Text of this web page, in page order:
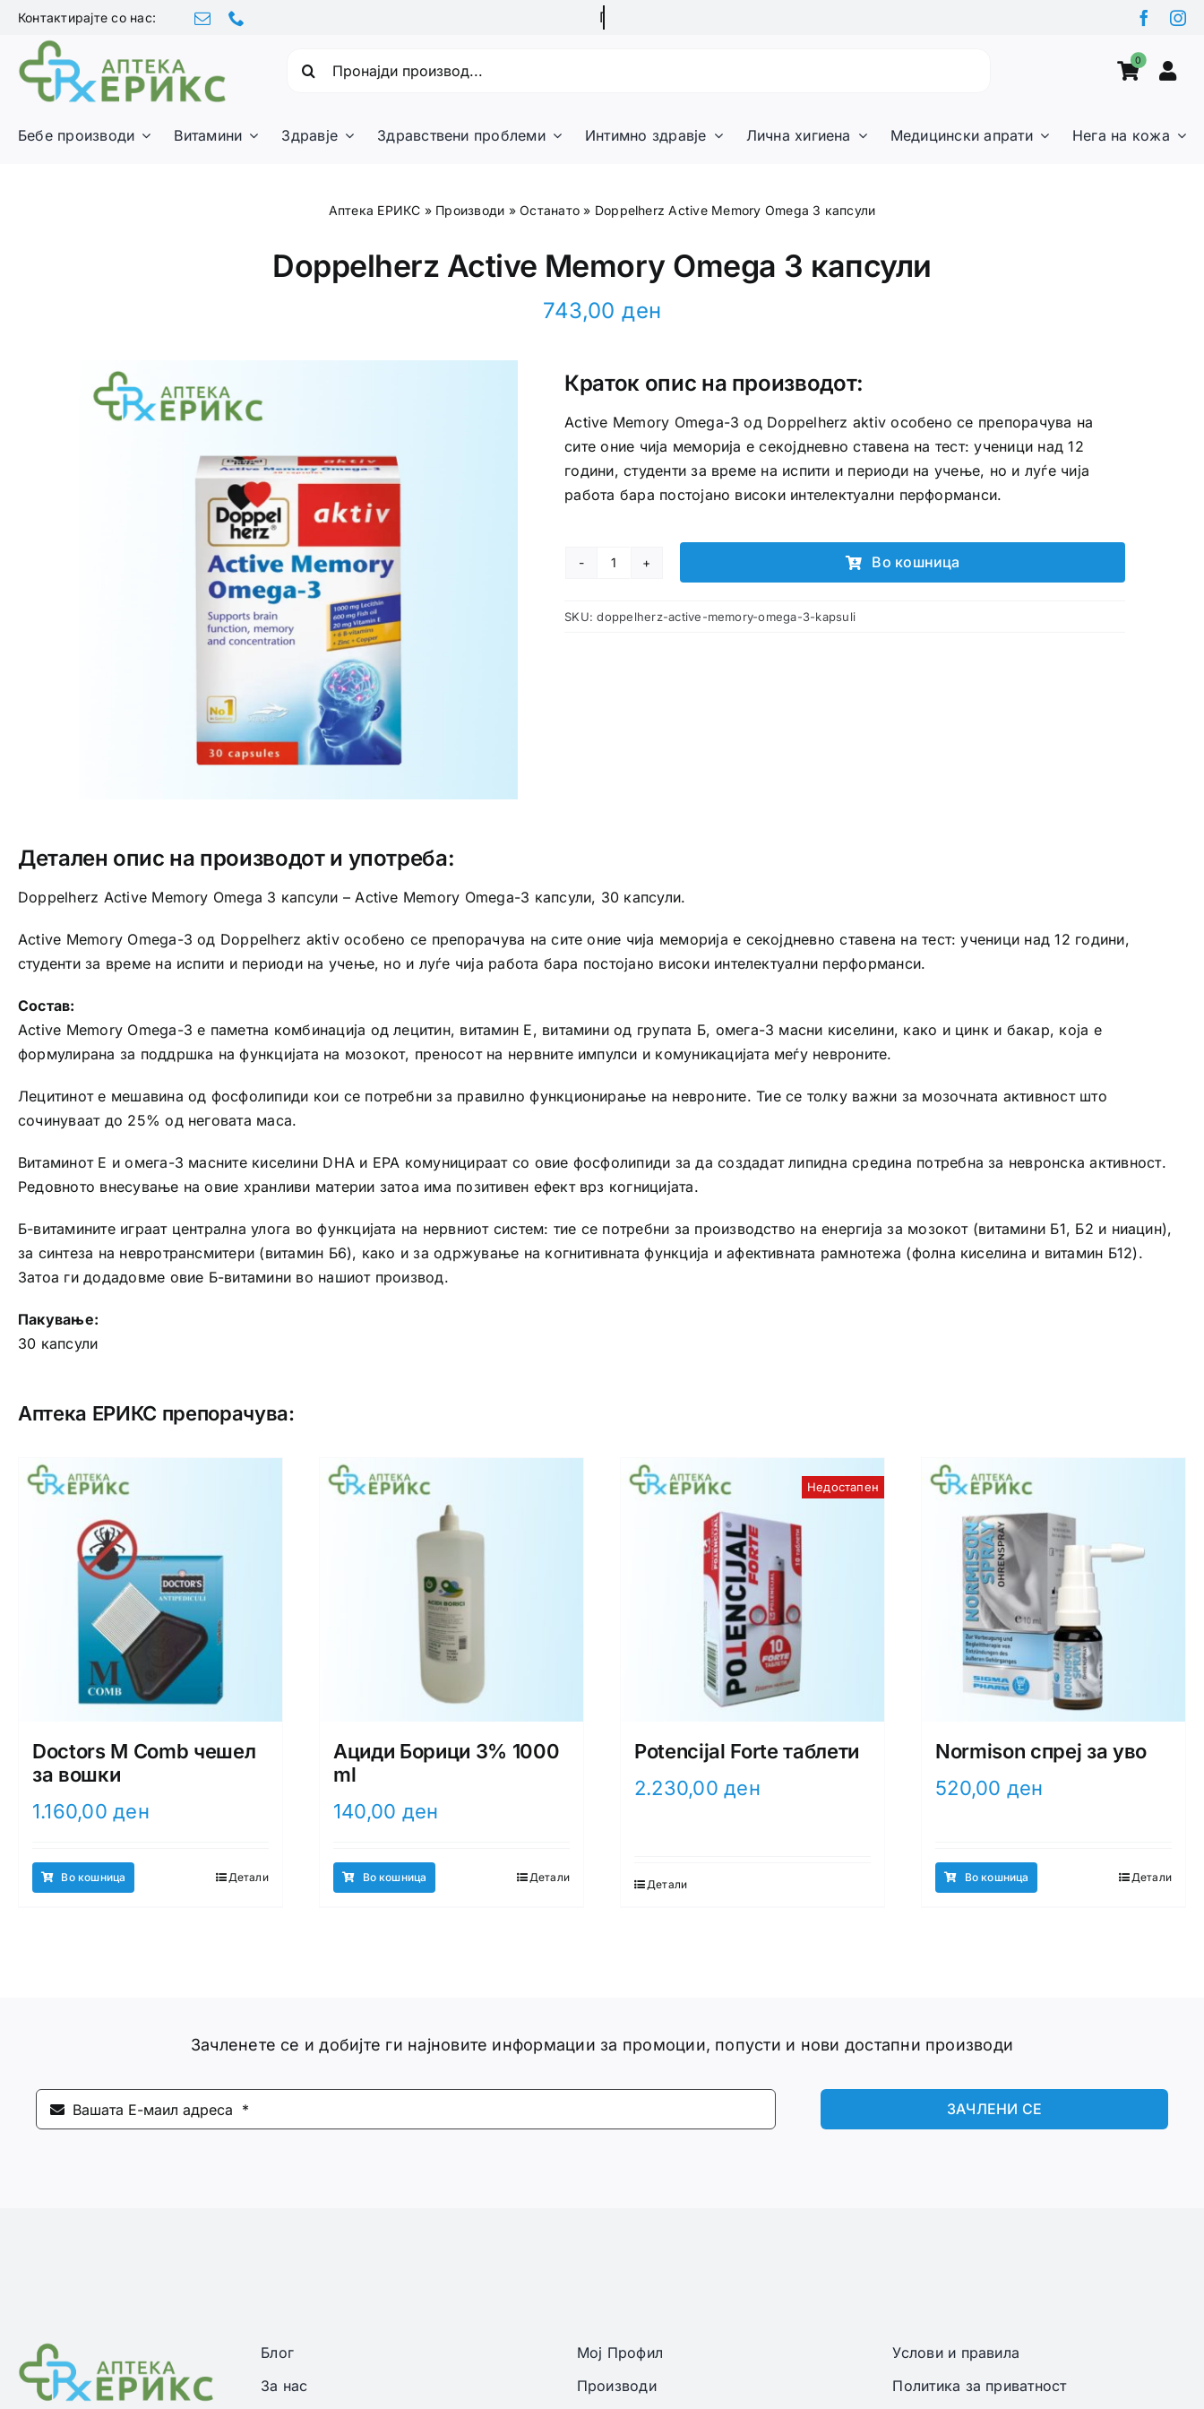
Skip
content
Контактирајте со нас:
0
Бебе производи Витамини Здравје Здравствени проблеми Интимно здравје Лична хигиена Медицински апрати Нега на кожа
Аптека ЕРИКС » Производи »Останато » Doppelherz Active Memory Omega 3 капсули
Doppelherz Active Memory Omega 3 капсули
743,00ден
Краток опис на производот:
Active Memory Omega-3 од Doppelherz aktiv особено се препорачува на
сите оние чија меморија е секојдневно ставена на тест: ученици над 12
години, студенти за време на испити и периоди на учење, но и луѓе чија
работа бара постојано високи интелектуални перформанси.
Doppelherz
Memory
Во кошница
SKU:doppelherz-active-memory-omega-3-kapsuli
Детален опис на производот и употреба:
Doppelherz Active Memory Omega 3 капсули – Active Memory Omega-3 капсули, 30 капсули.
Active Memory Omega-3 од Doppelherz aktiv особено се препорачува на сите оние чија меморија е секојдневно ставена на тест: ученици над 12 години,
студенти за време на испити и периоди на учење, но и луѓе чија работа бара постојано високи интелектуални перформанси.
Состав:
Active Memory Omega-3 е паметна комбинација од лецитин, витамин Е, витамини од групата Б, омега-3 масни киселини, како и цинк и бакар, која е
формулирана за поддршка на функцијата на мозокот, преносот на нервните импулси и комуникацијата меѓу невроните.
Лецитинот е мешавина од фосфолипиди кои се потребни за правилно функционирање на невроните. Тие се толку важни за мозочната активност што
сочинуваат до 25% од неговата маса.
Витаминот Е и омега-3 масните киселини DHA и EPA комуницираат со овие фосфолипиди за да создадат липидна средина потребна за невронска активност.
Редовното внесување на овие хранливи материи затоа има позитивен ефект врз когницијата.
Б-витамините играат централна улога во функцијата на нервниот систем: тие се потребни за производство на енергија за мозокот (витамини Б1, Б2 и ниацин),
за синтеза на невротрансмитери (витамин Б6), како и за одржување на когнитивната функција и афективната рамнотежа (фолна киселина и витамин Б12).
Затоа ги додадовме овие Б-витамини во нашиот производ.
Пакување:
30 капсули
Аптека ЕРИКС препорачува:
Doctors M Comb чешел
за вошки
1.160,00ден
Во кошница Детали
Ациди Борици 3% 1000
ml
140,00 ден
Во кошница Детали
Недостапен
Potencijal Forte таблети
2.230,00ден
Детали
Normison спреј за уво
520,00 ден
Во кошница Детали
Зачленете се и добијте ги најновите информации за промоции, попусти и нови достапни производи
ЗАЧЛЕНИ СЕ
Блог
За нас
Мој Профил
Производи
Услови и правила
Политика за приватност